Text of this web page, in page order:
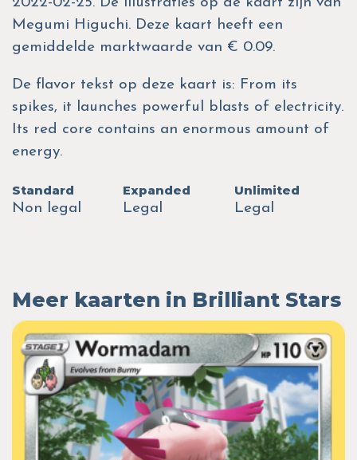
Megumi Higuchi. Deze kaart heeft een
gemiddelde marktwaarde van € 0.09.
De flavor tekst op deze kaart is: From its
spikes, it launches powerful blasts of electricity.
Its red core contains an enormous amount of
energy.
Standard
Non legal
Expanded
Legal
Unlimited
Legal
Meer kaarten in Brilliant Stars